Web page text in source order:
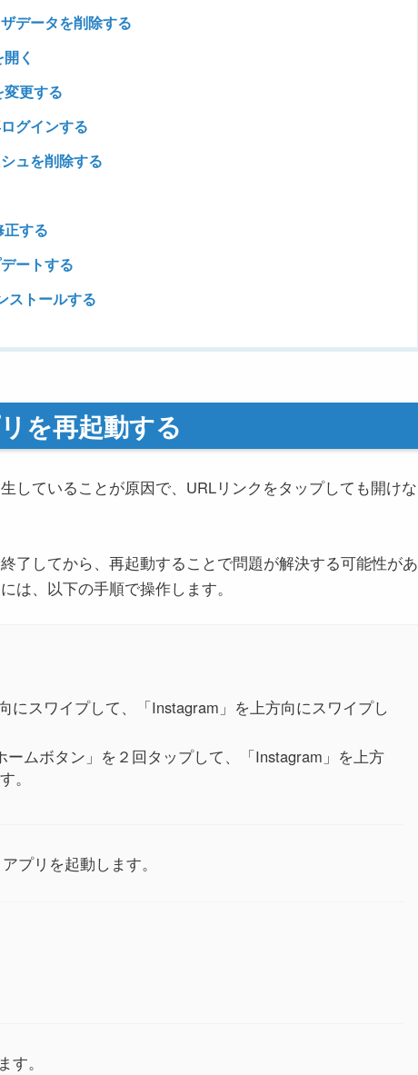
データを削除する
く
更する
グインする
ュを削除する
する
ートする
ストールする
を再起動する
していることが原因で、URLリンクをタップしても開けな
了してから、再起動することで問題が解決する可能性があ
は、以下の手順で操作します。
にスワイプして、「Instagram」を上方向にスワイプし
ームボタン」を２回タップして、「Instagram」を上方
。
プリを起動します。
す。